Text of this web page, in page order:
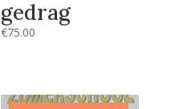
gedrag
€75.00